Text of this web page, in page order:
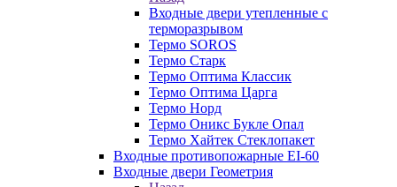
Входные двери утепленные с
терморазрывом
Термо SOROS
Термо Старк
Термо Оптима Классик
Термо Оптима Царга
Термо Норд
Термо Оникс Букле Опал
Термо Хайтек Стеклопакет
Входные противопожарные EI-60
Входные двери Геометрия